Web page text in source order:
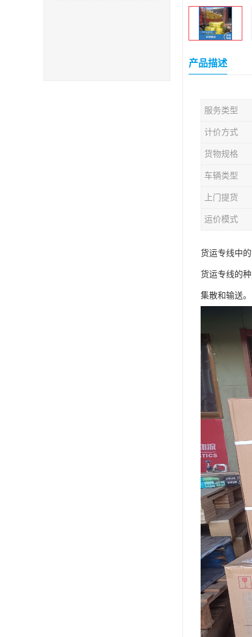
产品描述
服务类型
计价方式
货物规格
车辆类型
上门提货
运价模式
货运专线中
货运专线的
集散和输送。